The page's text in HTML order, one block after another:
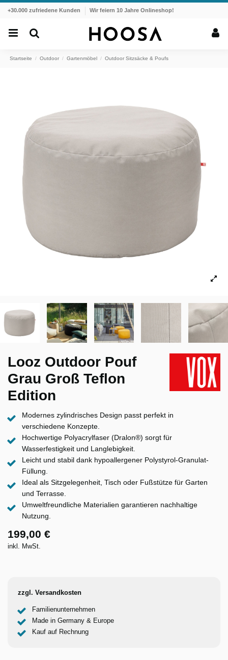
+30.000 zufriedene Kunden Wir feiern 10 Jahre Onlineshop!
Startseite Outdoor Gartenmöbel Outdoor Sitzsäcke & Poufs
Looz Outdoor Pouf
Grau Groß Teflon
Edition
Modernes zylindrisches Design passt perfekt in
verschiedene Konzepte.
Hochwertige Polyacrylfaser (Dralon®) sorgt für
Wasserfestigkeit und Langlebigkeit.
Leicht und stabil dank hypoallergener Polystyrol-Granulat-
Füllung.
Ideal als Sitzgelegenheit, Tisch oder Fußstütze für Garten
und Terrasse.
Umweltfreundliche Materialien garantieren nachhaltige
Nutzung.
199,00 €
inkl. MwSt.
zzgl. Versandkosten
Familienunternehmen
Made in Germany & Europe
Kauf auf Rechnung